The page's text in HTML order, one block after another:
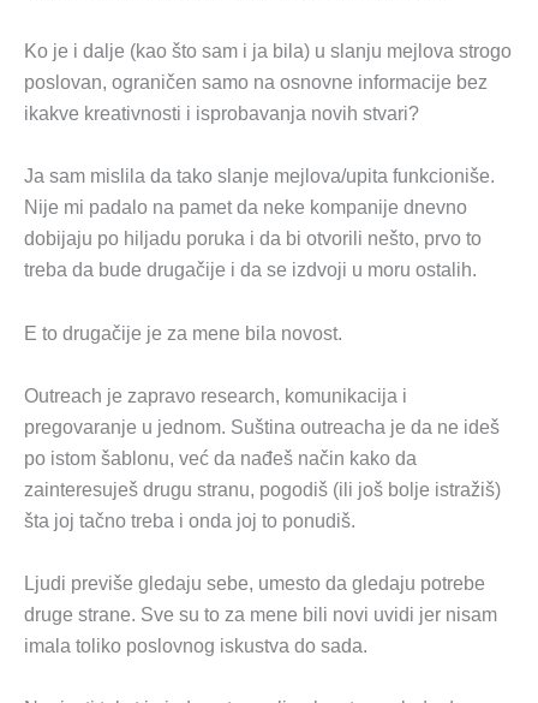
Ko je i dalje (kao što sam i ja bila) u slanju mejlova strogo
poslovan, ograničen samo na osnovne informacije bez
ikakve kreativnosti i isprobavanja novih stvari?
Ja sam mislila da tako slanje mejlova/upita funkcioniše.
Nije mi padalo na pamet da neke kompanije dnevno
dobijaju po hiljadu poruka i da bi otvorili nešto, prvo to
treba da bude drugačije i da se izdvoji u moru ostalih.
E to drugačije je za mene bila novost.
Outreach je zapravo research, komunikacija i
pregovaranje u jednom. Suština outreacha je da ne ideš
po istom šablonu, već da nađeš način kako da
zainteresuješ drugu stranu, pogodiš (ili još bolje istražiš)
šta joj tačno treba i onda joj to ponudiš.
Ljudi previše gledaju sebe, umesto da gledaju potrebe
druge strane. Sve su to za mene bili novi uvidi jer nisam
imala toliko poslovnog iskustva do sada.